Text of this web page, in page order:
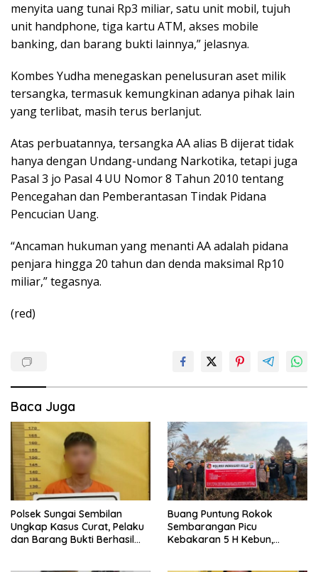
menyita uang tunai Rp3 miliar, satu unit mobil, tujuh
unit handphone, tiga kartu ATM, akses mobile
banking, dan barang bukti lainnya,” jelasnya.
Kombes Yudha menegaskan penelusuran aset milik
tersangka, termasuk kemungkinan adanya pihak lain
yang terlibat, masih terus berlanjut.
Atas perbuatannya, tersangka AA alias B dijerat tidak
hanya dengan Undang-undang Narkotika, tetapi juga
Pasal 3 jo Pasal 4 UU Nomor 8 Tahun 2010 tentang
Pencegahan dan Pemberantasan Tindak Pidana
Pencucian Uang.
“Ancaman hukuman yang menanti AA adalah pidana
penjara hingga 20 tahun dan denda maksimal Rp10
miliar,” tegasnya.
(red)
Baca Juga
Polsek Sungai Sembilan
Ungkap Kasus Curat, Pelaku
dan Barang Bukti Berhasil
Buang Puntung Rokok
Sembarangan Picu
Kebakaran 5 H Kebun,